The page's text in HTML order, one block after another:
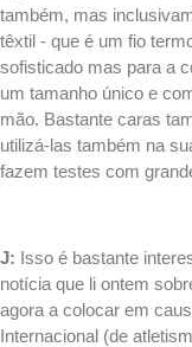
também, mas
têxtil - que é um fio
sofisticado mas para a
um tamanho único e
mão. Bastante caras
utilizá-las também na
fazem testes com
J: Isso é bastante
notícia que li ontem
agora a colocar em
Internacional (de